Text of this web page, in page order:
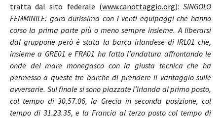
tratta dal sito federale (www.canottaggio.org):SINGOLO
FEMMINILE: gara durissima con i venti equipaggi che hanno
corso la prima parte più o meno sempre insieme. A liberarsi
dal gruppone però è stata la barca irlandese di IRL01 che,
insieme a GRE01 e FRA01 ha fatto l’andatura affrontando le
onde del mare monegasco con la giusta tecnica che ha
permesso a queste tre barche di prendere il vantaggio sulle
avversarie. Sul finale si sono piazzate l’Irlanda al primo posto,
col tempo di 30.57.06, la Grecia in seconda posizione, col
tempo di 31.23.35, e la Francia al terzo posto col tempo di